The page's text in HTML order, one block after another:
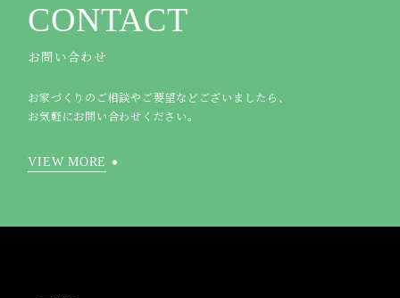
CONTACT
お問い合わせ
お家づくりのご相談やご要望などございましたら、
お気軽にお問い合わせください。
VIEW MORE